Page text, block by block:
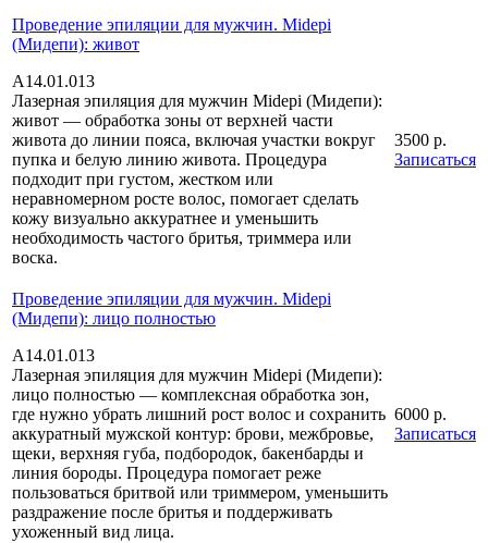
Проведение эпиляции для мужчин. Midepi
(Мидепи): живот
А14.01.013
Лазерная эпиляция для мужчин Midepi (Мидепи):
живот — обработка зоны от верхней части
живота до линии пояса, включая участки вокруг
пупка и белую линию живота. Процедура
подходит при густом, жестком или
неравномерном росте волос, помогает сделать
кожу визуально аккуратнее и уменьшить
необходимость частого бритья, триммера или
воска.
3500 р.
Записаться
Проведение эпиляции для мужчин. Midepi
(Мидепи): лицо полностью
А14.01.013
Лазерная эпиляция для мужчин Midepi (Мидепи):
лицо полностью — комплексная обработка зон,
где нужно убрать лишний рост волос и сохранить
аккуратный мужской контур: брови, межбровье,
щеки, верхняя губа, подбородок, бакенбарды и
линия бороды. Процедура помогает реже
пользоваться бритвой или триммером, уменьшить
раздражение после бритья и поддерживать
ухоженный вид лица.
6000 р.
Записаться